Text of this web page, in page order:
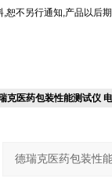
恕不另行通知,产品以后期
克医药包装性能测试仪